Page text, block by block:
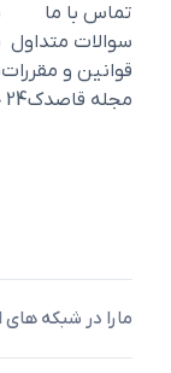
تماس با ما
سوالات متداول
قوانین و مقررات
مجله قاصدک‌24
مارا در شبکه های